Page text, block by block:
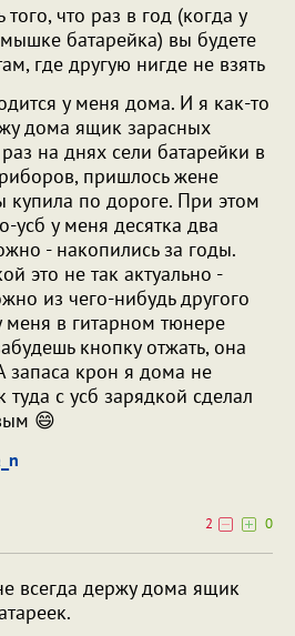
того, что раз в год (когда у
мышке батарейка) вы будете
где другую нигде не взять
у меня дома. И я как-то
дома ящик зарасных
на днях сели батарейки в
пришлось жене
купила по дороге. При этом
усб у меня десятка два
- накопились за годы.
это не так актуально -
из чего-нибудь другого
меня в гитарном тюнере
кнопку отжать, она
запаса крон я дома не
туда с усб зарядкой сделал
😄
2
0
всегда держу дома ящик